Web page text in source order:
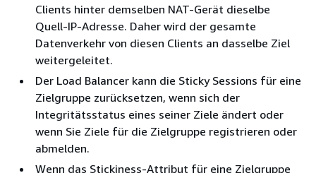
Clients hinter demselben NAT-Gerät dieselbe
Quell-IP-Adresse. Daher wird der gesamte
Datenverkehr von diesen Clients an dasselbe Ziel
weitergeleitet.
Der Load Balancer kann die Sticky Sessions für eine
Zielgruppe zurücksetzen, wenn sich der
Integritätsstatus eines seiner Ziele ändert oder
wenn Sie Ziele für die Zielgruppe registrieren oder
abmelden.
Wenn das Stickiness-Attribut für eine Zielgruppe